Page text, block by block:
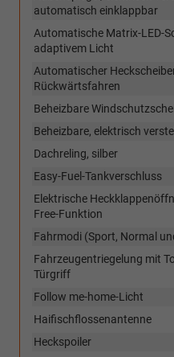
automatisch einklappbar
Automatische Matrix-LED-
adaptivem Licht
Automatischer
Rückwärtsfahren
Beheizbare
Beheizbare, elektrisch
Dachreling, silber
Easy-Fuel-Tankverschluss
Elektrische
Free-Funktion
Fahrmodi (Sport, Normal
Fahrzeugentriegelung mit
Türgriff
Follow me-home-Licht
Haifischflossenantenne
Heckspoiler